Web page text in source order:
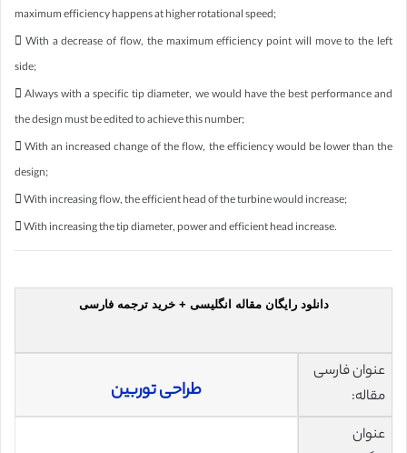
maximum efficiency happens at higher rotational speed;
 With a decrease of flow, the maximum efficiency point will move to the left
side;
 Always with a specific tip diameter, we would have the best performance and
the design must be edited to achieve this number;
 With an increased change of the flow, the efficiency would be lower than the
design;
 With increasing flow, the efficient head of the turbine would increase;
 With increasing the tip diameter, power and efficient head increase.
دانلود رایگان مقاله انگلیسی + خرید ترجمه فارسی
عنوان فارسی
مقاله:
طراحی توربین
عنوان